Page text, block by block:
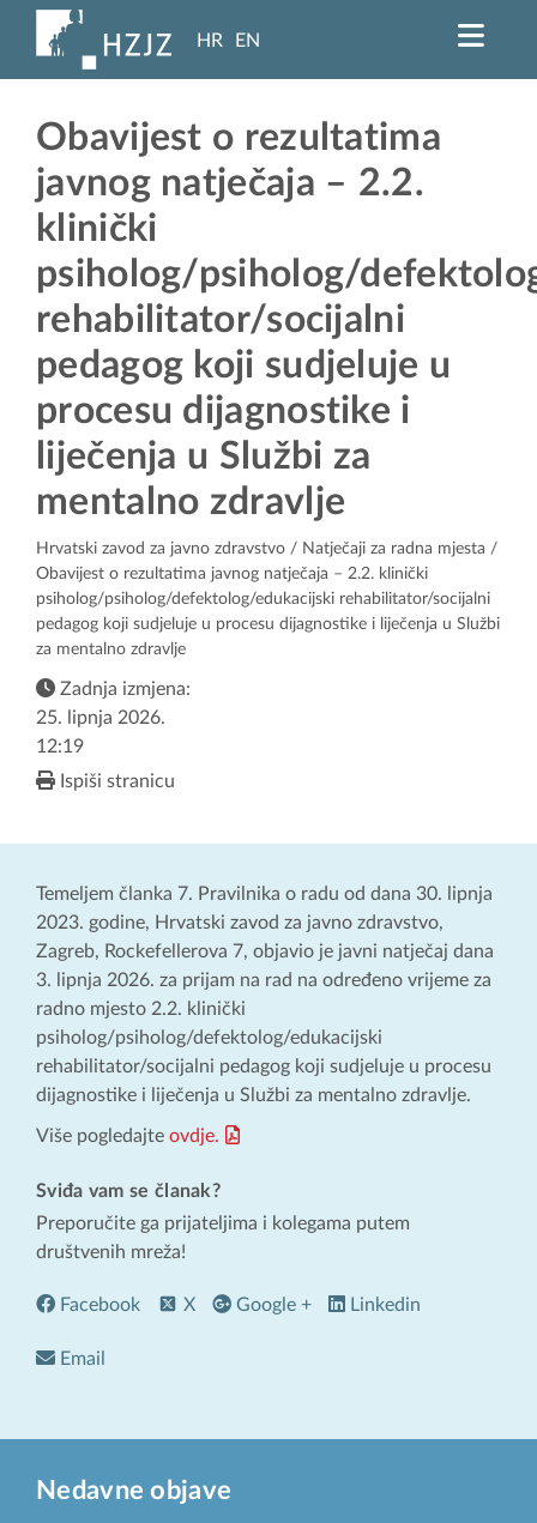
HR EN
Obavijest o rezultatima
javnog natječaja – 2.2.
klinički
psiholog/psiholog/
rehabilitator/socijalni
pedagog koji sudjeluje u
procesu dijagnostike i
liječenja u Službi za
mentalno zdravlje
Hrvatski zavod za javno zdravstvo / Natječaji za radna mjesta /
Obavijest o rezultatima javnog natječaja – 2.2. klinički
psiholog/psiholog/defektolog/edukacijski rehabilitator/socijalni
pedagog koji sudjeluje u procesu dijagnostike i liječenja u Službi
za mentalno zdravlje
Zadnja izmjena:
25. lipnja 2026.
12:19
Ispiši stranicu
Temeljem članka 7. Pravilnika o radu od dana 30. lipnja
2023. godine, Hrvatski zavod za javno zdravstvo,
Zagreb, Rockefellerova 7, objavio je javni natječaj dana
3. lipnja 2026. za prijam na rad na određeno vrijeme za
radno mjesto 2.2. klinički
psiholog/psiholog/defektolog/edukacijski
rehabilitator/socijalni pedagog koji sudjeluje u procesu
dijagnostike i liječenja u Službi za mentalno zdravlje.
Više pogledajte ovdje.
Sviđa vam se članak?
Preporučite ga prijateljima i kolegama putem
društvenih mreža!
Facebook X Google + Linkedin
Email
Nedavne objave